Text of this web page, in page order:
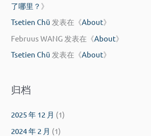
了哪里？ 》
Tsetien Chü 发表在《About》
Februus WANG 发表在《About》
Tsetien Chü 发表在《About》
归档
2025 年 12 月 (1)
2024 年 2 月 (1)